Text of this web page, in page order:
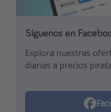
Síguenos en
Explora nuestras
diarias a precios
Síguenos en TikTok
¡Para enterarte de
mejores trucos de